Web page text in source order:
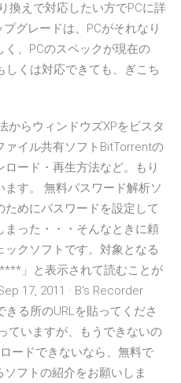
換えで対応したい方でPCに詳
グレードは、PCがそれなり
、PCのスペックが現在の
くは対応できても、ぎこち
からウィンドウズXPをビスタ
イル共有ソフトBitTorrentの
ード・再生方法など。もり
す。 無料パスワード解析ソ
めにパスワードを設定して
った・・・そんなときに頼
クソフトです。対象となる
」と表示されて読むことが
17, 2011 · B's Recorder
きる所のURLを貼ってくださ
ていますが、もうできないの
ードできないなら、無料で
フトの紹介をお願いしま